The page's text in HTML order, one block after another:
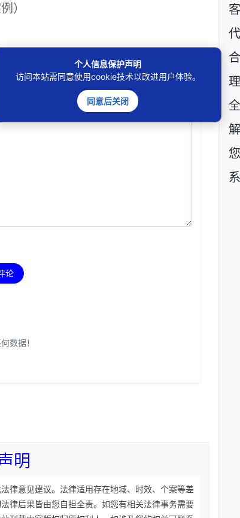
）
论
数据！
明
律意见建议。法律适用存在地域、时效、个案等差
律后果皆由您自担全责。如您有相关法律事务需要
个人信息保护声明
访问本站需同意使用cookie技术以改进用户体验。
同意后关闭